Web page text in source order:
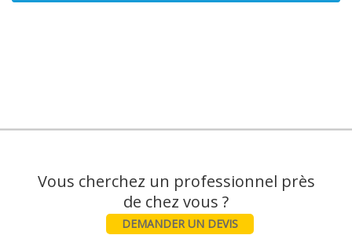
Vous cherchez un professionnel près
DEMANDER UN DEVIS